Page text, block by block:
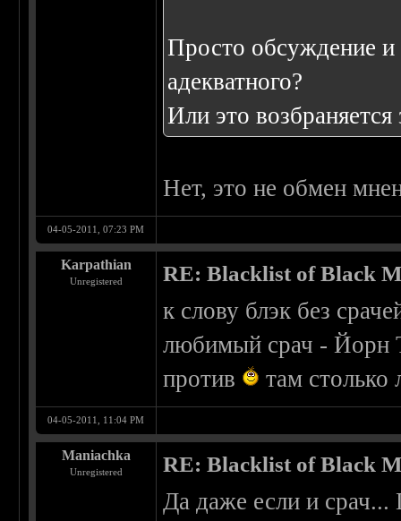
Просто обсуждение
адекватного?
Или это возбраняется
Нет, это не обмен
04-05-2011, 07:23 PM
Karpathian
Unregistered RE: Blacklist of Black
к слову блэк без
любимый срач - Йорн
против
там столько
04-05-2011, 11:04 PM
Maniachka
Unregistered RE: Blacklist of Black
Да даже если и